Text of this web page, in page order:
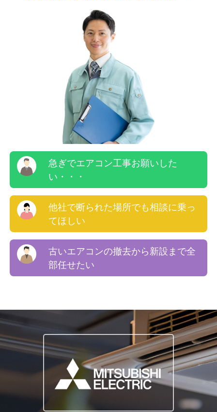
急ぎでエアコン工事お願いした
い・・・
他社で断られた場所でも相談に乗っ
てほしい
古いエアコンの撤去から新設まで全
部任せたい